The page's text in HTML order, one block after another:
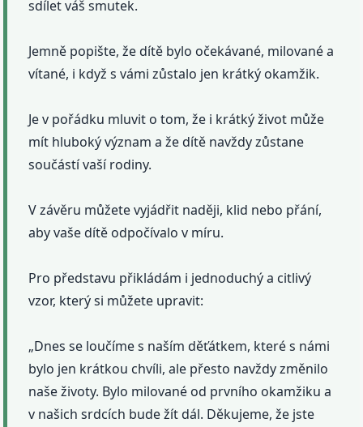
sdílet váš smutek.
Jemně popište, že dítě bylo očekávané, milované a
vítané, i když s vámi zůstalo jen krátký okamžik.
Je v pořádku mluvit o tom, že i krátký život může
mít hluboký význam a že dítě navždy zůstane
součástí vaší rodiny.
V závěru můžete vyjádřit naději, klid nebo přání,
aby vaše dítě odpočívalo v míru.
Pro představu přikládám i jednoduchý a citlivý
vzor, který si můžete upravit:
„Dnes se loučíme s naším děťátkem, které s námi
bylo jen krátkou chvíli, ale přesto navždy změnilo
naše životy. Bylo milované od prvního okamžiku a
v našich srdcích bude žít dál. Děkujeme, že jste